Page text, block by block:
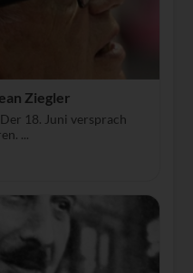
Ziegler
18. Juni versprach
...